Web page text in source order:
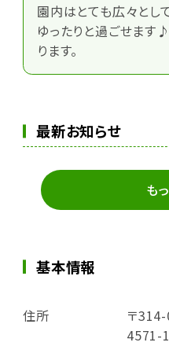
園内はとても広々とし
ゆったりと過ごせま
ります。
最新お知らせ
も
基本情報
住所
〒
4571-